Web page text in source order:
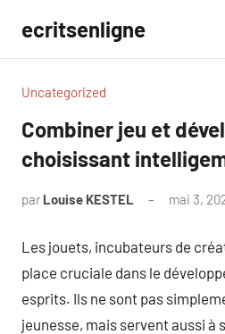
contenu
ecritsenligne
Uncategorized
Combiner jeu et
choisissant
par Louise KESTEL mai 3,
Les jouets, incubateurs de
place cruciale dans le
esprits. Ils ne sont pas
jeunesse, mais servent aussi